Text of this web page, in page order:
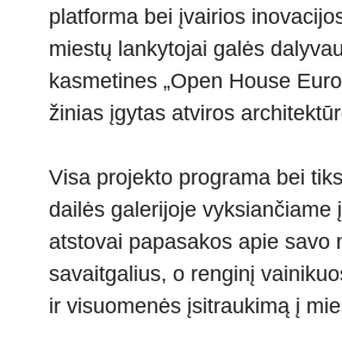
platforma bei įvairios
miestų lankytojai galės
kasmetines „Open House
žinias įgytas atviros
Visa projekto programa bei
dailės galerijoje vyksiančiame
atstovai papasakos apie savo
savaitgalius, o renginį
ir visuomenės įsitraukimą į